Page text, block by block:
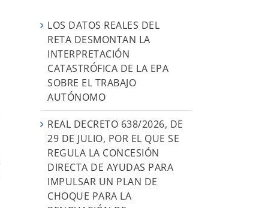
LOS DATOS REALES DEL
RETA DESMONTAN LA
INTERPRETACIÓN
CATASTRÓFICA DE LA EPA
SOBRE EL TRABAJO
AUTÓNOMO
REAL DECRETO 638/2026, DE
29 DE JULIO, POR EL QUE SE
REGULA LA CONCESIÓN
DIRECTA DE AYUDAS PARA
IMPULSAR UN PLAN DE
CHOQUE PARA LA